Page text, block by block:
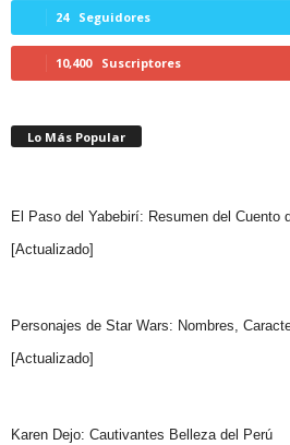
24 Seguidores
10,400 Suscriptores
Lo Más Popular
El Paso del Yabebirí: Resumen del Cuento
[Actualizado]
Personajes de Star Wars: Nombres,
[Actualizado]
Karen Dejo: Cautivantes Belleza del Perú